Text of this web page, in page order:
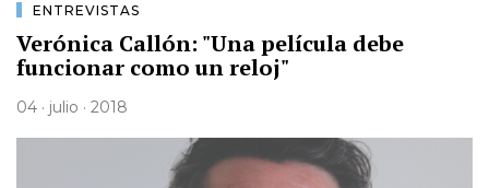
ENTREVISTAS
Verónica Callón: "Una película debe
funcionar como un reloj"
04 · julio · 2018